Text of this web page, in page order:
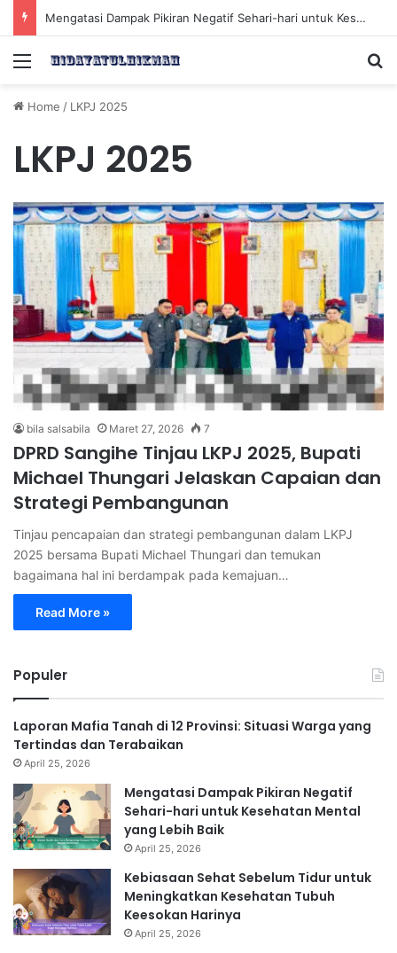
Mengatasi Dampak Pikiran Negatif Sehari-hari untuk Kesehatan Mental yang Lebih Baik
Menu
Home / LKPJ 2025
LKPJ 2025
bila salsabila Maret 27, 2026 7
DPRD Sangihe Tinjau LKPJ 2025, Bupati
Michael Thungari Jelaskan Capaian dan
Strategi Pembangunan
Tinjau pencapaian dan strategi pembangunan dalam LKPJ
2025 bersama Bupati Michael Thungari dan temukan
bagaimana hal ini berdampak pada kemajuan…
Read More »
Populer
Laporan Mafia Tanah di 12 Provinsi: Situasi Warga yang
Tertindas dan Terabaikan
April 25, 2026
Mengatasi Dampak Pikiran Negatif
Sehari-hari untuk Kesehatan Mental
yang Lebih Baik
April 25, 2026
Kebiasaan Sehat Sebelum Tidur untuk
Meningkatkan Kesehatan Tubuh
Keesokan Harinya
April 25, 2026